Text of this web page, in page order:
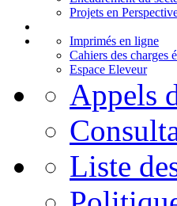
Projets en
Imprimés en ligne
Cahiers des charges
Espace Eleveur
Appels
Liste